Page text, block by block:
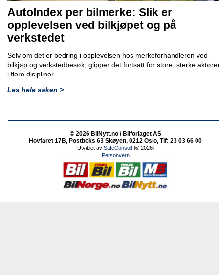
AutoIndex per bilmerke: Slik er
opplevelsen ved bilkjøpet og på
verkstedet
Selv om det er bedring i opplevelsen hos merkeforhandleren ved
bilkjøp og verkstedbesøk, glipper det fortsatt for store, sterke
i flere disipliner.
Les hele saken >
© 2026 BilNytt.no / Bilforlaget AS
Hovfaret 17B, Postboks 63 Skøyen, 0212 Oslo, Tlf: 23 03 66 00
Utviklet av SafeConsult[© 2026]
Personvern